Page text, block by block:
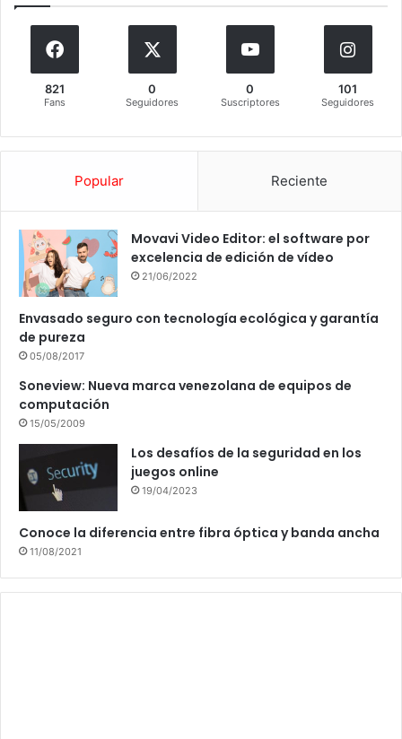
821
Fans
0
Seguidores
0
Suscriptores
101
Seguidores
Popular Reciente
Movavi Video Editor: el software por
excelencia de edición de vídeo
21/06/2022
Envasado seguro con tecnología ecológica y garantía
de pureza
05/08/2017
Soneview: Nueva marca venezolana de equipos de
computación
15/05/2009
Los desafíos de la seguridad en los
juegos online
19/04/2023
Conoce la diferencia entre fibra óptica y banda ancha
11/08/2021